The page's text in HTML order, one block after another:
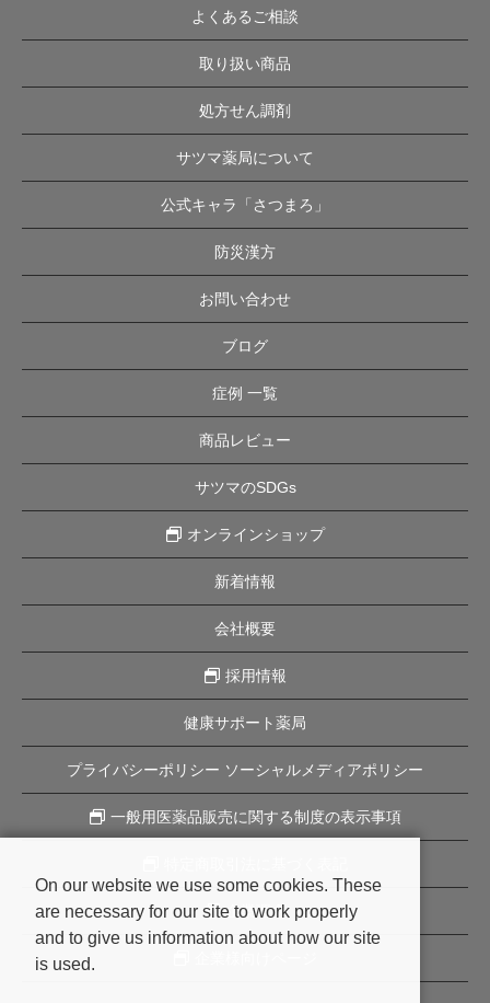
よくあるご相談
取り扱い商品
処方せん調剤
サツマ薬局について
公式キャラ「さつまろ」
防災漢方
お問い合わせ
ブログ
症例 一覧
商品レビュー
サツマのSDGs
オンラインショップ
新着情報
会社概要
採用情報
健康サポート薬局
プライバシーポリシー ソーシャルメディアポリシー
一般用医薬品販売に関する制度の表示事項
企業理念
On our website we use some cookies. These
are necessary for our site to work properly
and to give us information about how our site
is used.